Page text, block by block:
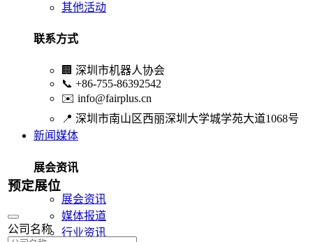
其他活动
联系方式
🏢 深圳市机器人协会
📞 +86-755-86392542
✉️ info@fairplus.cn
📍 深圳市南山区西丽深圳大学城学苑大道1068号
新闻媒体
展会资讯
展会资讯
媒体报道
行业资讯
预定展位
公司名称